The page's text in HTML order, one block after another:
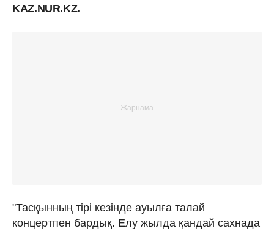
KAZ.NUR.KZ.
"Тасқынның тірі кезінде ауылға талай
концертпен бардық. Елу жылда қандай сахнада